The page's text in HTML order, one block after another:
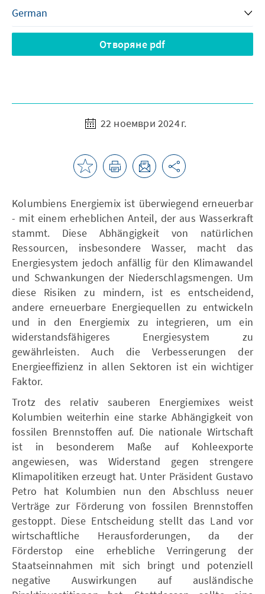
Отворяне pdf
22 ноември 2024 г.
Kolumbiens Energiemix ist überwiegend erneuerbar
- mit einem erheblichen Anteil, der aus Wasserkraft
stammt. Diese Abhängigkeit von natürlichen
Ressourcen, insbesondere Wasser, macht das
Energiesystem jedoch anfällig für den Klimawandel
und Schwankungen der Niederschlagsmengen. Um
diese Risiken zu mindern, ist es entscheidend,
andere erneuerbare Energiequellen zu entwickeln
und in den Energiemix zu integrieren, um ein
widerstandsfähigeres Energiesystem zu
gewährleisten. Auch die Verbesserungen der
Energieeffizienz in allen Sektoren ist ein wichtiger
Faktor.
Trotz des relativ sauberen Energiemixes weist
Kolumbien weiterhin eine starke Abhängigkeit von
fossilen Brennstoffen auf. Die nationale Wirtschaft
ist in besonderem Maße auf Kohleexporte
angewiesen, was Widerstand gegen strengere
Klimapolitiken erzeugt hat. Unter Präsident Gustavo
Petro hat Kolumbien nun den Abschluss neuer
Verträge zur Förderung von fossilen Brennstoffen
gestoppt. Diese Entscheidung stellt das Land vor
wirtschaftliche Herausforderungen, da der
Förderstop eine erhebliche Verringerung der
Staatseinnahmen mit sich bringt und potenziell
negative Auswirkungen auf ausländische